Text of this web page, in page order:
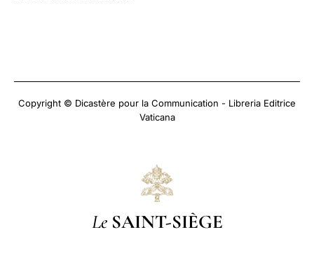
Copyright © Dicastère pour la Communication - Libreria Editrice
Vaticana
Le SAINT-SIÈGE